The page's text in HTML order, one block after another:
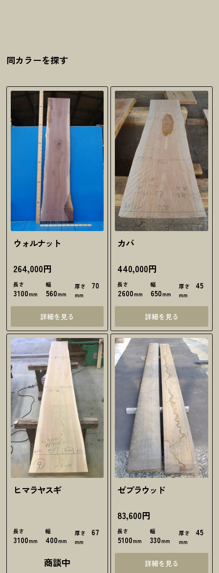
同カラーを探す
ウォルナット
264,000円
長さ
3100mm
幅
560mm
厚さ 70
mm
詳細を見る
カバ
440,000円
長さ
2600mm
幅
650mm
厚さ 45
mm
詳細を見る
ヒマラヤスギ
長さ
3100mm
幅
400mm
厚さ 67
mm
商談中
ゼブラウッド
83,600円
長さ
5100mm
幅
330mm
厚さ 45
mm
詳細を見る